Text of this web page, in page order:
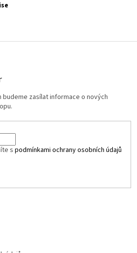
budeme zasílat informace o nových
s podmínkami ochrany osobních údajů